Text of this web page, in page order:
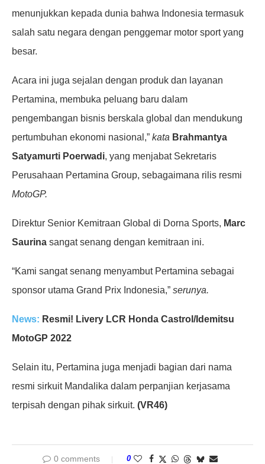
menunjukkan kepada dunia bahwa Indonesia termasuk
salah satu negara dengan penggemar motor sport yang
besar.
Acara ini juga sejalan dengan produk dan layanan
Pertamina, membuka peluang baru dalam
pengembangan bisnis berskala global dan mendukung
pertumbuhan ekonomi nasional,” kata Brahmantya
Satyamurti Poerwadi, yang menjabat Sekretaris
Perusahaan Pertamina Group, sebagaimana rilis resmi
MotoGP.
Direktur Senior Kemitraan Global di Dorna Sports, Marc
Saurina sangat senang dengan kemitraan ini.
“Kami sangat senang menyambut Pertamina sebagai
sponsor utama Grand Prix Indonesia,” serunya.
News: Resmi! Livery LCR Honda Castrol/Idemitsu
MotoGP 2022
Selain itu, Pertamina juga menjadi bagian dari nama
resmi sirkuit Mandalika dalam perpanjian kerjasama
terpisah dengan pihak sirkuit. (VR46)
0 comments 0